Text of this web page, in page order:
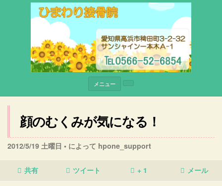
メニュー
顔のむくみが気になる！
2012/5/19 土曜日 • によって hpone_support
共有 ツイート + 1 メール